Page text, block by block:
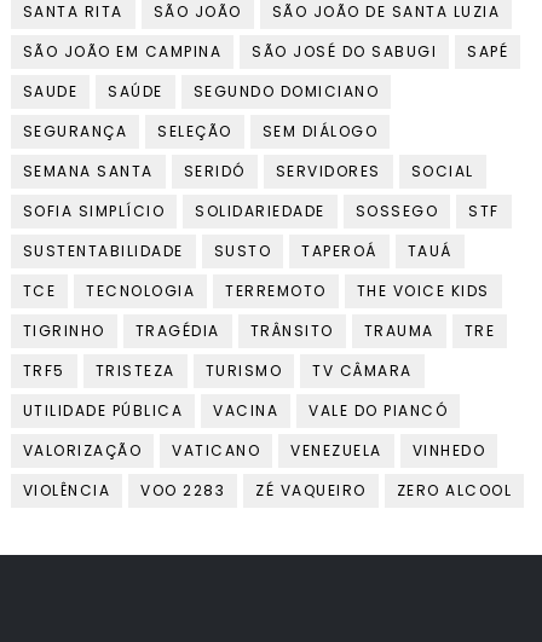
SANTA RITA
SÃO JOÃO
SÃO JOÃO DE SANTA LUZIA
SÃO JOÃO EM CAMPINA
SÃO JOSÉ DO SABUGI
SAPÉ
SAUDE
SAÚDE
SEGUNDO DOMICIANO
SEGURANÇA
SELEÇÃO
SEM DIÁLOGO
SEMANA SANTA
SERIDÓ SERVIDORES
SOCIAL
SOFIA SIMPLÍCIO
SOLIDARIEDADE SOSSEGO
STF
SUSTENTABILIDADE
SUSTO TAPEROÁ
TAUÁ
TCE
TECNOLOGIA TERREMOTO
THE VOICE KIDS
TIGRINHO
TRAGÉDIA TRÂNSITO TRAUMA
TRE
TRF5
TRISTEZA TURISMO
TV CÂMARA
UTILIDADE PÚBLICA
VACINA
VALE DO PIANCÓ
VALORIZAÇÃO
VATICANO VENEZUELA
VINHEDO
VIOLÊNCIA
VOO 2283 ZÉ VAQUEIRO ZERO ALCOOL